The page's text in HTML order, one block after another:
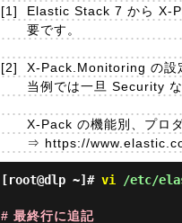
[1]
Elastic Stack 7 から X-
要です。
[2]
X-Pack.Monitoring の設
当例では一旦 Security
X-Pack の機能別、プロ
⇒ https://
[root@dlp ~]# vi /etc/
# 最終行に追記